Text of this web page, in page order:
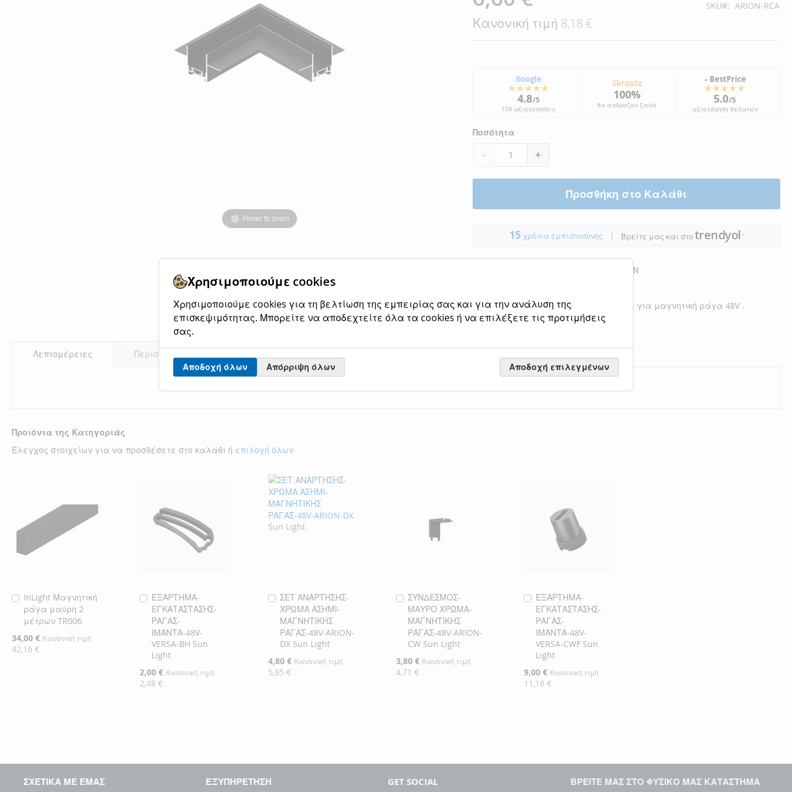
Hover to zoom
Τιμή
Κανονική τιμή 8,18 €
SKU
ARION-RCA
Google
★★★★★
4.8/5
109 αξιολογήσεις
Skroutz
100%
θα αγόραζαν ξανά
● BestPrice
★★★★★
5.0/5
αξιολόγηση πελατών
Ποσότητα
- +
Προσθήκη στο Καλάθι
15χρόνια εμπιστοσύνης | Βρείτε μας και στοtrendyol ●
ΠΡΟΣΘΉΚΗ ΣΤΗ ΛΊΣΤΑ ΕΠΙΘΥΜΙΏΝ
Σύνδεσμος εσωτερικής γωνίας οροφής για μαγνητική ράγα 48V .
Λεπτομέρειες Περισσότερες Πληροφορίες
Προιόντα της Κατηγοριάς
Έλεγχος στοιχείων για να προσθέσετε στο καλάθι ή επιλογή όλων
InLight Μαγνητική
ράγα μαύρη 2
μέτρων TR006
Ειδική
Τιμή
34,00 € Κανονική τιμή
42,16 €
Προσθήκη
στο
Καλάθι
ΕΞΑΡΤΗΜΑ-
ΕΓΚΑΤΑΣΤΑΣΗΣ-
ΡΑΓΑΣ-
ΙΜΑΝΤΑ-48V-
VERSA-BH Sun
Light
Ειδική
Τιμή
2,00 € Κανονική τιμή
2,48 €
Προσθήκη
στο
Καλάθι
ΣΕΤ ΑΝΑΡΤΗΣΗΣ-
ΧΡΩΜΑ ΑΣΗΜΙ-
ΜΑΓΝΗΤΙΚΗΣ
ΡΑΓΑΣ-48V-ARION-
DX Sun Light
Ειδική
Τιμή
4,80 € Κανονική τιμή
5,95 €
Προσθήκη
στο
Καλάθι
ΣΥΝΔΕΣΜΟΣ-
ΜΑΥΡΟ ΧΡΩΜΑ-
ΜΑΓΝΗΤΙΚΗΣ
ΡΑΓΑΣ-48V-ARION-
CW Sun Light
Ειδική
Τιμή
3,80 € Κανονική τιμή
4,71 €
Προσθήκη
στο
Καλάθι
ΕΞΑΡΤΗΜΑ-
ΕΓΚΑΤΑΣΤΑΣΗΣ-
ΡΑΓΑΣ-
ΙΜΑΝΤΑ-48V-
VERSA-CWF Sun
Light
Ειδική
Τιμή
9,00 € Κανονική τιμή
11,16 €
Προσθήκη
στο
Καλάθι
ΣΧΕΤΙΚΑ ΜΕ ΕΜΑΣ ΕΞΥΠΗΡΕΤΗΣΗ GET SOCIAL ΒΡΕΙΤΕ ΜΑΣ ΣΤΟ ΦΥΣΙΚΟ ΜΑΣ ΚΑΤΑΣΤΗΜΑ
Χρησιμοποιούμε cookies
Χρησιμοποιούμε cookies για τη βελτίωση της εμπειρίας σας και για την ανάλυση της
επισκεψιμότητας. Μπορείτε να αποδεχτείτε όλα τα cookies ή να επιλέξετε τις προτιμήσεις
σας.
Αποδοχή όλων Απόρριψη όλων Αποδοχή επιλεγμένων